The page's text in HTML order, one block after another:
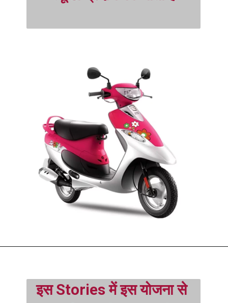
इस Stories में इस योजना से